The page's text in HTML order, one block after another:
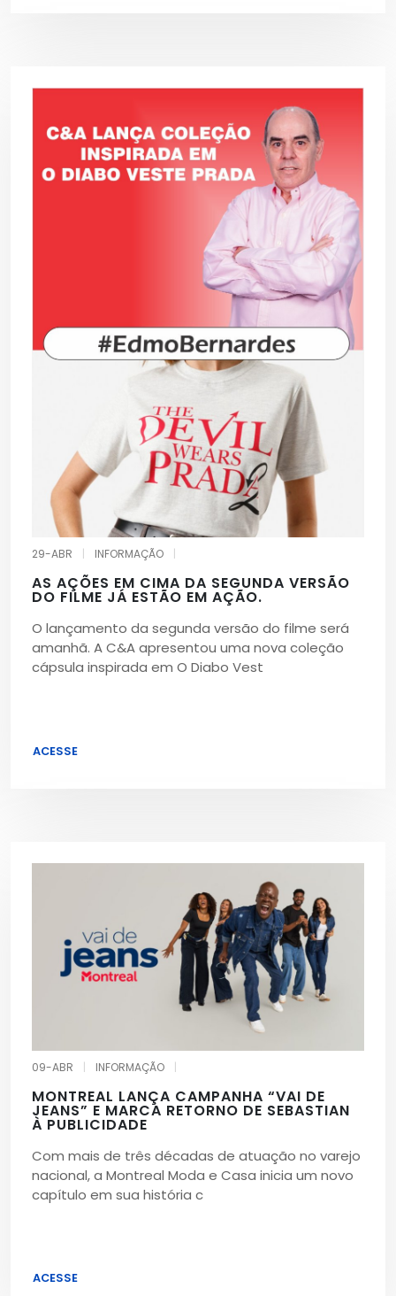
29-ABR INFORMAÇÃO
AS AÇÕES EM CIMA DA SEGUNDA VERSÃO
DO FILME JÁ ESTÃO EM AÇÃO.
O lançamento da segunda versão do filme será
amanhã. A C&A apresentou uma nova coleção
cápsula inspirada em O Diabo Vest
ACESSE
09-ABR INFORMAÇÃO
MONTREAL LANÇA CAMPANHA “VAI DE
JEANS” E MARCA RETORNO DE SEBASTIAN
À PUBLICIDADE
Com mais de três décadas de atuação no varejo
nacional, a Montreal Moda e Casa inicia um novo
capítulo em sua história c
ACESSE